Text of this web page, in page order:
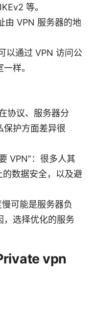
等。
由 VPN 服务器的地
以通过 VPN 访问公
样。
协议、服务器分
保护方面差异很
VPN”：很多人其
的数据安全，以及避
可能是服务器负
，选择优化的服务
vpn